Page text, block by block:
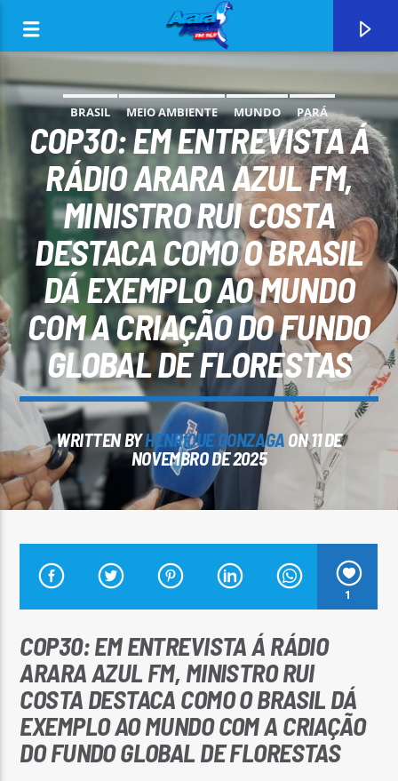
0:00
CURRENT TRACK
ARARA AZUL FM 96,9
BRASIL MEIO AMBIENTE MUNDO
PARÁ
PARAUAPEBAS
COP30: EM ENTREVISTA Á
RÁDIO ARARA AZUL FM,
MINISTRO RUI COSTA
DESTACA COMO O BRASIL
DÁ EXEMPLO AO MUNDO
COM A CRIAÇÃO DO FUNDO
GLOBAL DE FLORESTAS
WRITTEN BYHENRIQUE GONZAGA ON 11 DE
NOVEMBRO DE 2025
1
COP30: EM ENTREVISTA Á RÁDIO
ARARA AZUL FM, MINISTRO RUI
COSTA DESTACA COMO O BRASIL DÁ
EXEMPLO AO MUNDO COM A CRIAÇÃO
DO FUNDO GLOBAL DE FLORESTAS